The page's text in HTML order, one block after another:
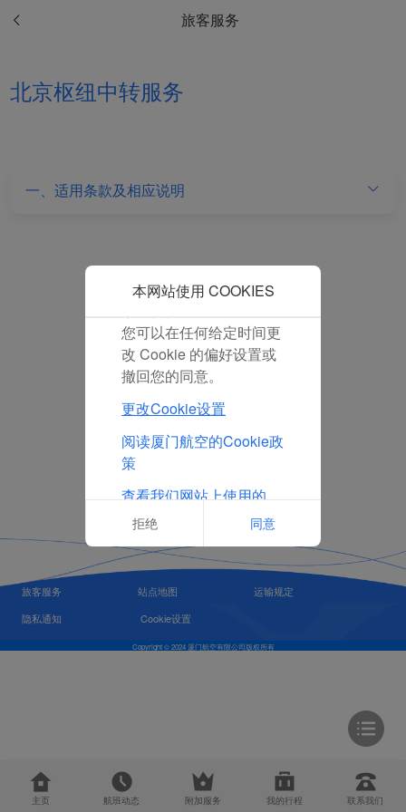
旅客服务
北京枢纽中转服务
一、适用条款及相应说明
旅客服务 站点地图
运输规定
隐私通知
Cookie设置
Copyright © 2024 厦门航空有限公司版权所有
主页 航班动态 附加服务 我的行程 联系我们
本网站使用 COOKIES
在您的浏览器中。
我们的营销绩效 (ii) 个性
方可以跟踪您的互联网行
为以使我们的内容和广告
放置所有的营销Cookie。
点击“拒绝”，我们将不会
您可以在任何给定时间更
改 Cookie 的偏好设置或
撤回您的同意。
更改Cookie设置
阅读厦门航空的Cookie政
策
查看我们网站上使用的
Cookie的完整列表
拒绝 同意